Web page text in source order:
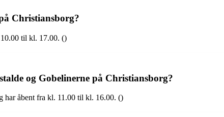
Christiansborg?
til kl. 17.00. ()
og Gobelinerne på Christiansborg?
har åbent fra kl. 11.00 til kl. 16.00. ()